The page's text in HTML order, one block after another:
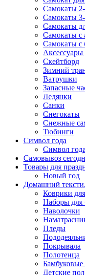
Самокаты
Самокаты
Самокаты
Самокаты с
Самокаты с
Аксессуары
Скейтборд
Зимний
Ватрушки
Запасные
Ледянки
Санки
Снегокаты
Снежные
Тюбинги
Символ года
Символ
Самовывоз
Товары для
Новый год
Домашний
Коврики
Наборы для
Наволочки
Пледы
Покрывала
Полотенца
Бамбуковые
Детские